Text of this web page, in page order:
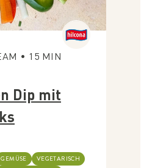
• 15 MIN
Dip mit
GEMÜSE
VEGETARISCH